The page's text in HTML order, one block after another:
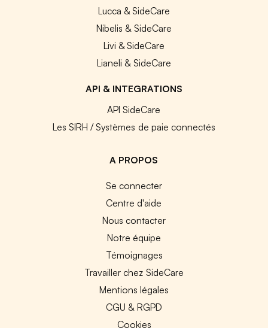
Lucca & SideCare
Nibelis & SideCare
Livi & SideCare
Lianeli & SideCare
API & INTEGRATIONS
API SideCare
Les SIRH / Systèmes de paie connectés
A PROPOS
Se connecter
Centre d'aide
Nous contacter
Notre équipe
Témoignages
Travailler chez SideCare
Mentions légales
CGU & RGPD
Cookies